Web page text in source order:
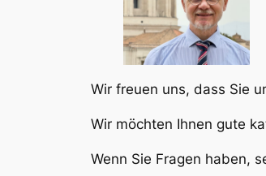
Wir freuen uns, dass Sie
Wir möchten Ihnen gute
Wenn Sie Fragen haben,